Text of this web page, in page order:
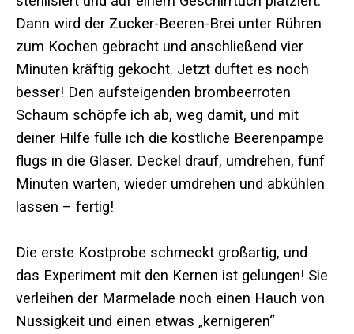
Dann wird der Zucker-Beeren-Brei unter Rühren
zum Kochen gebracht und anschließend vier
Minuten kräftig gekocht. Jetzt duftet es noch
besser! Den aufsteigenden brombeerroten
Schaum schöpfe ich ab, weg damit, und mit
deiner Hilfe fülle ich die köstliche Beerenpampe
flugs in die Gläser. Deckel drauf, umdrehen, fünf
Minuten warten, wieder umdrehen und abkühlen
lassen – fertig!
Die erste Kostprobe schmeckt großartig, und
das Experiment mit den Kernen ist gelungen! Sie
verleihen der Marmelade noch einen Hauch von
Nussigkeit und einen etwas „kernigeren“